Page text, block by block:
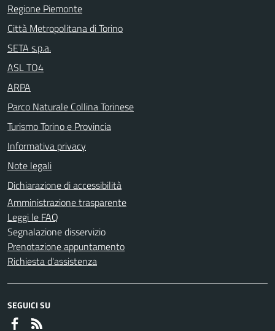
Regione Piemonte
Città Metropolitana di Torino
SETA s.p.a.
ASL TO4
ARPA
Parco Naturale Collina Torinese
Turismo Torino e Provincia
Informativa privacy
Note legali
Dichiarazione di accessibilità
Amministrazione trasparente
Leggi le FAQ
Segnalazione disservizio
Prenotazione appuntamento
Richiesta d'assistenza
SEGUICI SU